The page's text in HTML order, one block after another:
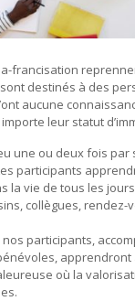
francisation
destinés à des
aucune
leur statut
une ou deux fois par
participants
la vie de tous les
collègues, rendez-
participants,
apprendront
où la